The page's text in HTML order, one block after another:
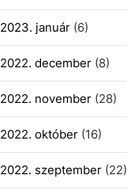
2023. január(6)
2022. december(8)
2022. november(28)
2022. október(16)
2022. szeptember(22)